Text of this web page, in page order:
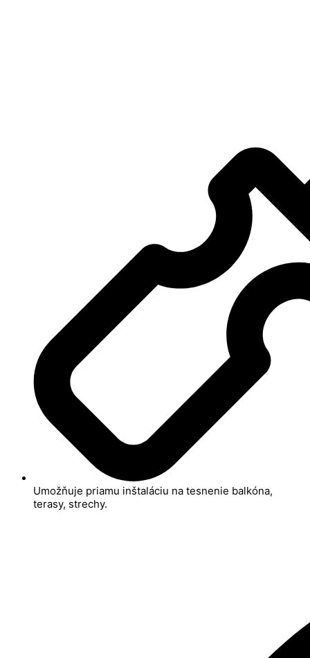
Umožňuje priamu inštaláciu na tesnenie balkóna,
terasy, strechy.